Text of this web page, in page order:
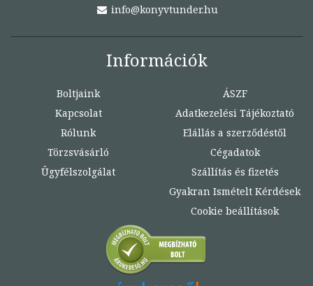
info@konyvtunder.hu
Információk
Boltjaink
Kapcsolat
Rólunk
Törzsvásárló
Ügyfélszolgálat
ÁSZF
Adatkezelési Tájékoztató
Elállás a szerződéstől
Cégadatok
Szállítás és fizetés
Gyakran Ismételt Kérdések
Cookie beállítások